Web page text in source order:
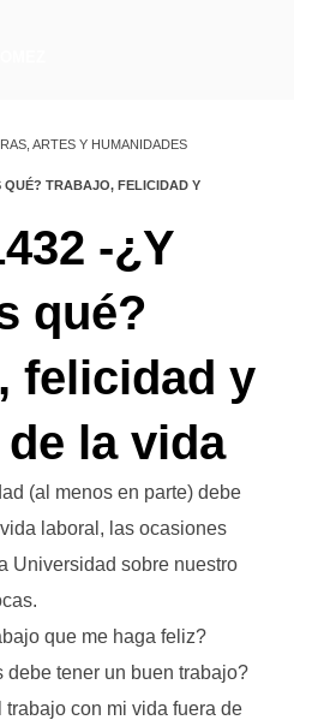
ARTES Y HUMANIDADES
QUÉ? TRABAJO, FELICIDAD Y
-¿Y
qué?
felicidad y
la vida
(al menos en parte) debe
laboral, las ocasiones
Universidad sobre nuestro
que me haga feliz?
debe tener un buen trabajo?
con mi vida fuera de